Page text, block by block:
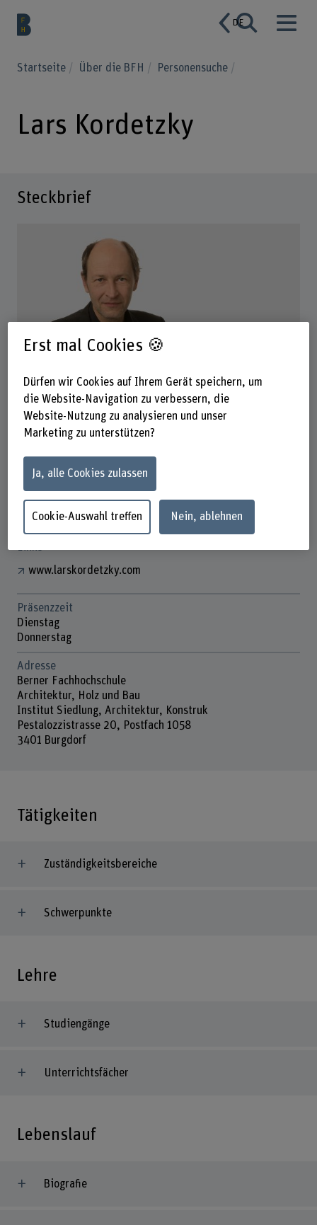
DE
Startseite Über die BFH Personensuche
Lars Kordetzky
Steckbrief
Lars Kordetzky
Wissenschaftlicher Mitarbeiter
Kontakt
+41 34 426 41 71
E-Mail anzeigen
www.bfh.ch/de/lars-kordetzky
www.larskordetzky.com
Präsenzzeit
Dienstag
Donnerstag
Adresse
Berner Fachhochschule
Architektur, Holz und Bau
Institut Siedlung, Architektur, Konstruk
Pestalozzistrasse 20, Postfach 1058
3401 Burgdorf
Tätigkeiten
Zuständigkeitsbereiche
Schwerpunkte
Lehre
Studiengänge
Unterrichtsfächer
Lebenslauf
Biografie
Erst mal Cookies 🍪
Dürfen wir Cookies auf Ihrem Gerät speichern, um
die Website-Navigation zu verbessern, die
Website-Nutzung zu analysieren und unser
Marketing zu unterstützen?
Ja, alle Cookies zulassen
Cookie-Auswahl treffen Nein, ablehnen